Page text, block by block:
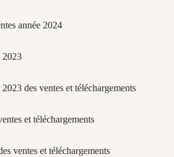
année 2024
2023
des ventes et téléchargements
et téléchargements
ventes et téléchargements